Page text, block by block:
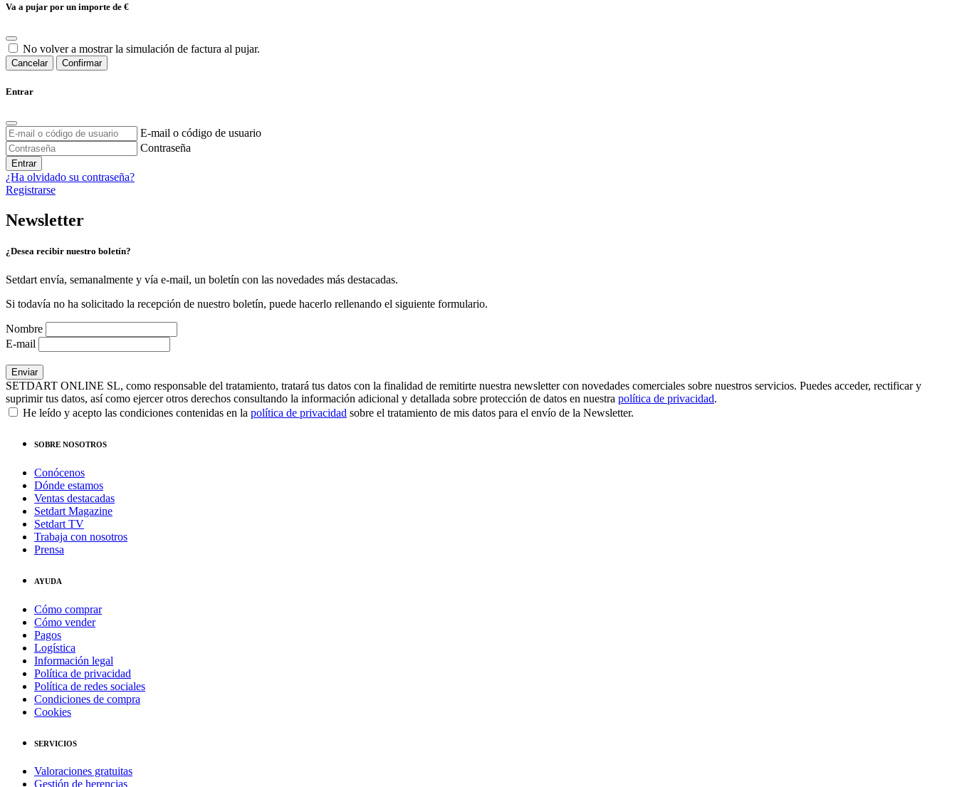
Va a pujar por un importe de €
No volver a mostrar la simulación de factura al pujar.
Cancelar Confirmar
Entrar
E-mail o código de usuario
Contraseña
Entrar
¿Ha olvidado su contraseña?
Registrarse
Newsletter
¿Desea recibir nuestro boletín?
Setdart envía, semanalmente y vía e-mail, un boletín con las novedades más destacadas.
Si todavía no ha solicitado la recepción de nuestro boletín, puede hacerlo rellenando el siguiente formulario.
Nombre
E-mail
SETDART ONLINE SL, como responsable del tratamiento, tratará tus datos con la finalidad de remitirte nuestra newsletter con novedades comerciales sobre nuestros servicios. Puedes acceder, rectificar y
suprimir tus datos, así como ejercer otros derechos consultando la información adicional y detallada sobre protección de datos en nuestra política de privacidad.
He leído y acepto las condiciones contenidas en la política de privacidad sobre el tratamiento de mis datos para el envío de la Newsletter.
SOBRE NOSOTROS
Conócenos
Dónde estamos
Ventas destacadas
Setdart Magazine
Setdart TV
Trabaja con nosotros
Prensa
AYUDA
Cómo comprar
Cómo vender
Pagos
Logística
Información legal
Política de privacidad
Política de redes sociales
Condiciones de compra
Cookies
SERVICIOS
Valoraciones gratuitas
Gestión de herencias